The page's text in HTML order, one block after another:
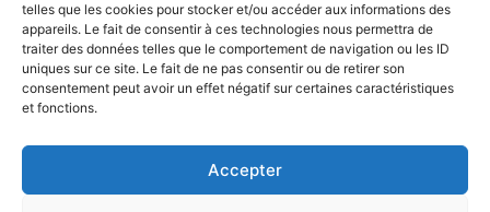
telles que les cookies pour stocker et/ou accéder aux informations des
appareils. Le fait de consentir à ces technologies nous permettra de
traiter des données telles que le comportement de navigation ou les ID
uniques sur ce site. Le fait de ne pas consentir ou de retirer son
consentement peut avoir un effet négatif sur certaines caractéristiques
et fonctions.
Accepter
Cali, passeur d’âmes et d’émotions brûlantes
à l’Ancienne Belgique Bruxelles, 12 avril 2025.
18 avril 2025
10 septembre 2022